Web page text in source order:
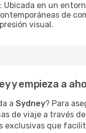
: Ubicada en un
de
visual.
y empieza a
a Sydney? Para
de viaje a través
exclusivas que